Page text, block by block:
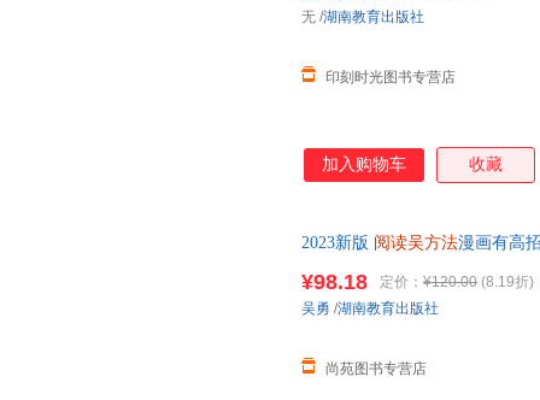
印刻时光图书专营店
无 /湖南教育出版社
加入购物车 收藏
2023新版 阅读吴方法漫画有高
换货【让您无忧购物】
¥98.18 定价： ¥120.00 (8.19折)
尚苑图书专营店
吴勇 /湖南教育出版社